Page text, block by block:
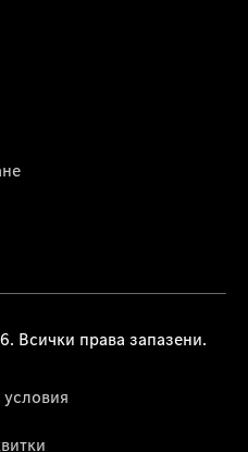
Всички права запазени.